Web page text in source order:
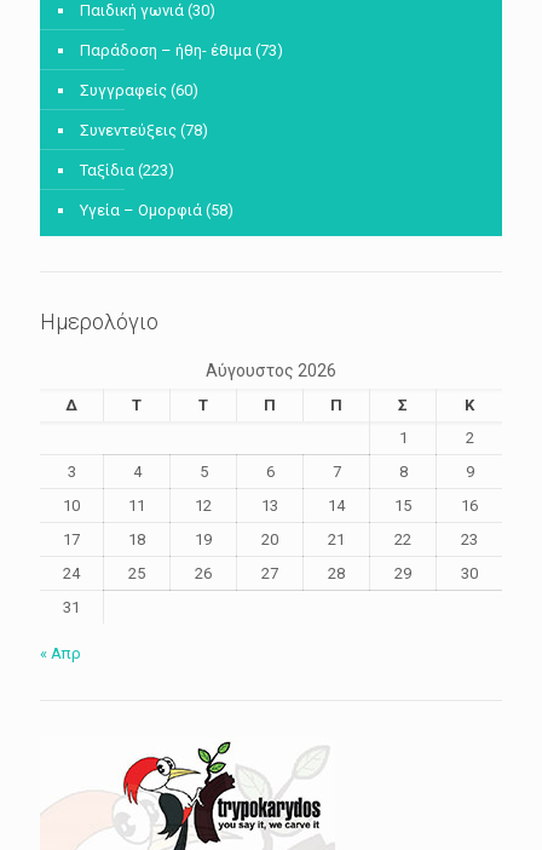
Παιδική γωνιά (30)
Παράδοση – ήθη- έθιμα (73)
Συγγραφείς (60)
Συνεντεύξεις (78)
Ταξίδια (223)
Υγεία – Ομορφιά (58)
Ημερολόγιο
Αύγουστος 2026
Δ Τ Τ Π Π Σ
Κ
1
2
3
4 5 6 7 8
9
10
11 12 13 14 15
16
17
18 19 20 21 22
23
24
25 26 27 28 29
30
31
« Απρ